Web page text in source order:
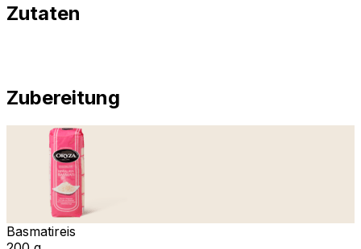
Zutaten
Zubereitung
Basmatireis